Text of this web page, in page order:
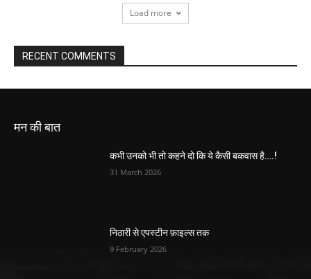
Load more
RECENT COMMENTS
मन की बात
कभी उनको भी तो कहने दो कि ये कैसी बकवास है….!
31 March 2026
निठारी से एपस्टीन फ़ाइल्स तक
9 February 2026